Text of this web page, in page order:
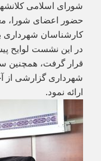
شورای اسلامی
حضور اعضای شورا،
کارشناسان شهرداری
در این نشست لوایح
قرار گرفت، همچنین
شهرداری گزارشی از
ارائه نمود.